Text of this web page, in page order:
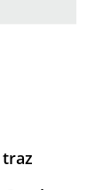
traz